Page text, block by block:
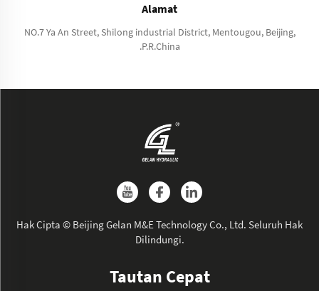
Alamat
NO.7 Ya An Street, Shilong industrial District, Mentougou, Beijing,
.P.R.China
Hak Cipta © Beijing Gelan M&E Technology Co., Ltd. Seluruh Hak
Dilindungi.
Tautan Cepat